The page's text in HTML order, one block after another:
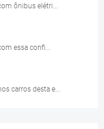
ônibus elétri...
essa confi...
carros desta e...